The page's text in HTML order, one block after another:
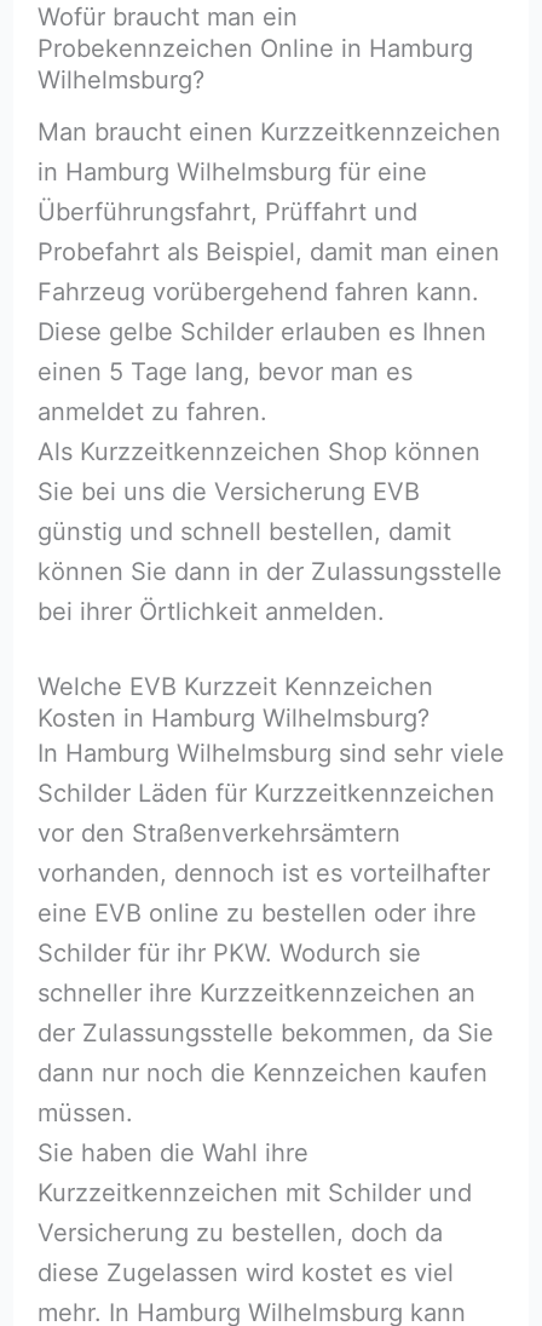
Wofür braucht man ein
Probekennzeichen Online in Hamburg
Wilhelmsburg?
Man braucht einen Kurzzeitkennzeichen
in Hamburg Wilhelmsburg für eine
Überführungsfahrt, Prüffahrt und
Probefahrt als Beispiel, damit man einen
Fahrzeug vorübergehend fahren kann.
Diese gelbe Schilder erlauben es Ihnen
einen 5 Tage lang, bevor man es
anmeldet zu fahren.
Als Kurzzeitkennzeichen Shop können
Sie bei uns die Versicherung EVB
günstig und schnell bestellen, damit
können Sie dann in der Zulassungsstelle
bei ihrer Örtlichkeit anmelden.
Welche EVB Kurzzeit Kennzeichen
Kosten in Hamburg Wilhelmsburg?
In Hamburg Wilhelmsburg sind sehr viele
Schilder Läden für Kurzzeitkennzeichen
vor den Straßenverkehrsämtern
vorhanden, dennoch ist es vorteilhafter
eine EVB online zu bestellen oder ihre
Schilder für ihr PKW. Wodurch sie
schneller ihre Kurzzeitkennzeichen an
der Zulassungsstelle bekommen, da Sie
dann nur noch die Kennzeichen kaufen
müssen.
Sie haben die Wahl ihre
Kurzzeitkennzeichen mit Schilder und
Versicherung zu bestellen, doch da
diese Zugelassen wird kostet es viel
mehr. In Hamburg Wilhelmsburg kann